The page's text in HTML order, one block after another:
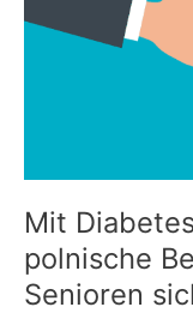
Mit
polnische
Senioren